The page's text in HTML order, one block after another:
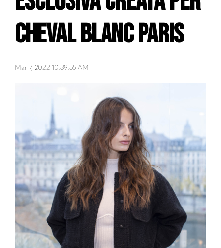
Cheval Blanc Paris
Mar 7, 2022 10:39:55 AM